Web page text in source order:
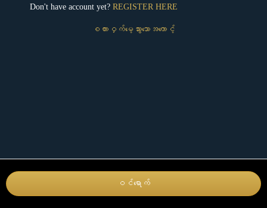
ဝင်ရောက်
Don't have account yet? REGISTER HERE
စကားဝှက်မေ့သွားသောအကောင့်